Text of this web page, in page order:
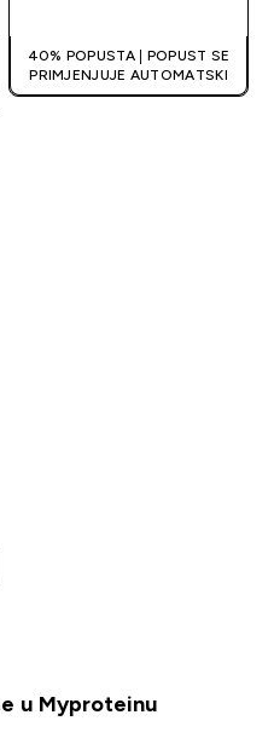
40% POPUSTA | POPUST SE
PRIMJENJUJE AUTOMATSKI
u Myproteinu